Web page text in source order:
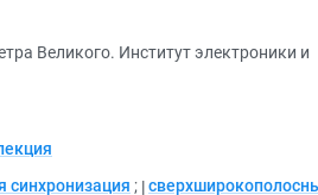
Великого. Институт электроники и
синхронизация ;